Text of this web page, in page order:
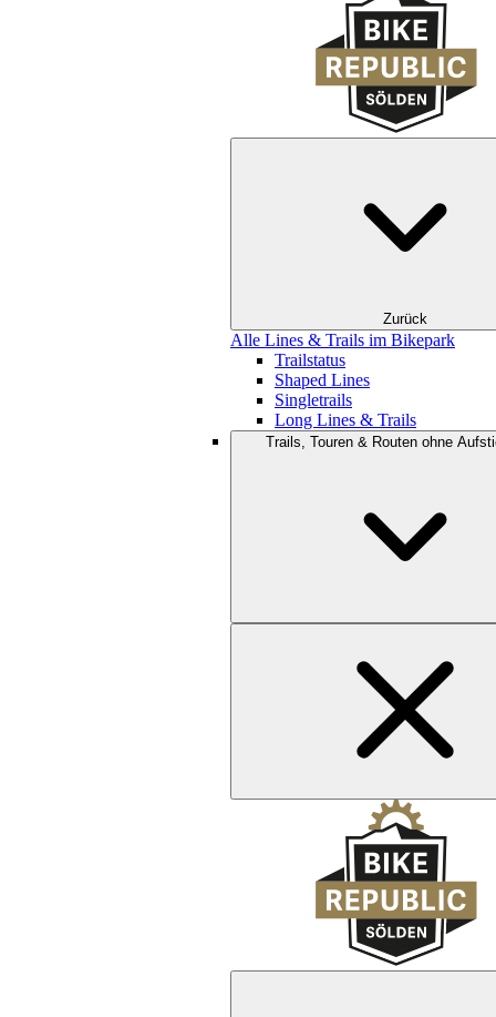
Zurück
Alle Lines & Trails im Bikepark
Trailstatus
Shaped Lines
Singletrails
Long Lines & Trails
Trails, Touren & Routen ohne